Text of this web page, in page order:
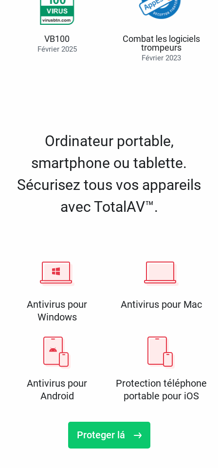
VB100
Février 2025
Combat les logiciels
trompeurs
Février 2023
Ordinateur portable,
smartphone ou tablette.
Sécurisez tous vos appareils
avec TotalAV™.
Antivirus pour
Windows
Antivirus pour Mac
Antivirus pour
Android
Protection téléphone
portable pour iOS
Proteger lá